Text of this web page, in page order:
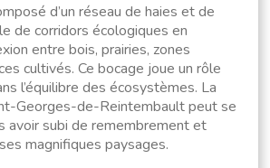
d’un réseau de haies et de
de corridors écologiques en
entre bois, prairies, zones
cultivés. Ce bocage joue un rôle
l’équilibre des écosystèmes. La
Georges-de-Reintembault peut se
avoir subi de remembrement et
magnifiques paysages.